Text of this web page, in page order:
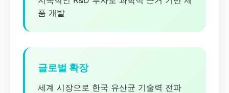
품 개발
글로벌 확장
세계 시장으로 한국 유산균 기술력 전파